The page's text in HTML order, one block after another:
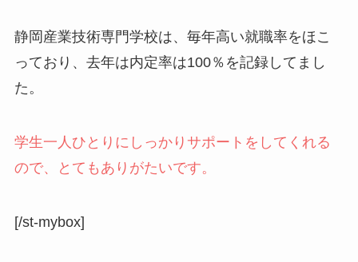
静岡産業技術専門学校は、毎年高い就職率をほこ
っており、去年は内定率は100％を記録してまし
た。
学生一人ひとりにしっかりサポートをしてくれる
ので、とてもありがたいです。
[/st-mybox]